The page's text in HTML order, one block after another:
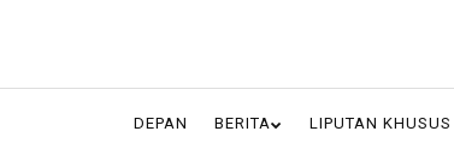
DEPAN BERITA LIPUTAN KHUSUS